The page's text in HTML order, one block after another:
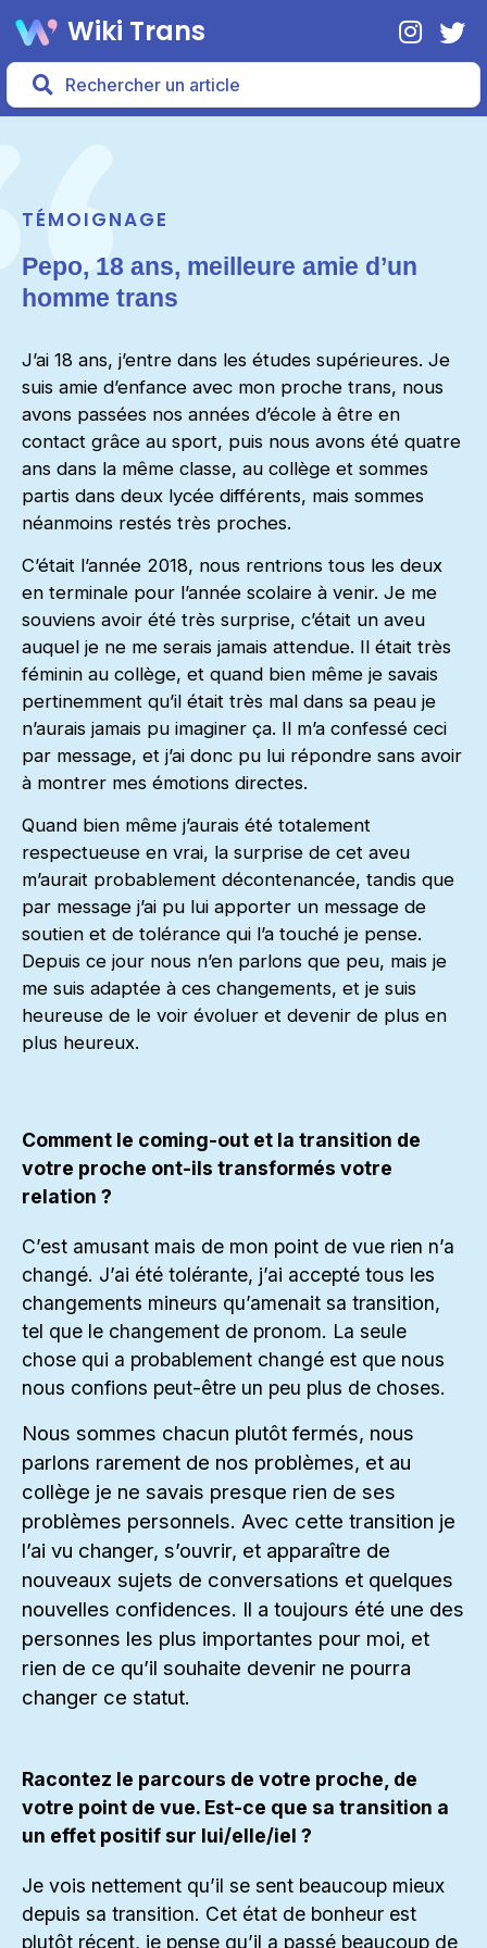
Wiki Trans
TÉMOIGNAGE
Pepo, 18 ans, meilleure amie d’un
homme trans
J’ai 18 ans, j’entre dans les études supérieures. Je
suis amie d’enfance avec mon proche trans, nous
avons passées nos années d’école à être en
contact grâce au sport, puis nous avons été quatre
ans dans la même classe, au collège et sommes
partis dans deux lycée différents, mais sommes
néanmoins restés très proches.
C’était l’année 2018, nous rentrions tous les deux
en terminale pour l’année scolaire à venir. Je me
souviens avoir été très surprise, c’était un aveu
auquel je ne me serais jamais attendue. Il était très
féminin au collège, et quand bien même je savais
pertinemment qu’il était très mal dans sa peau je
n’aurais jamais pu imaginer ça. Il m’a confessé ceci
par message, et j’ai donc pu lui répondre sans avoir
à montrer mes émotions directes.
Quand bien même j’aurais été totalement
respectueuse en vrai, la surprise de cet aveu
m’aurait probablement décontenancée, tandis que
par message j’ai pu lui apporter un message de
soutien et de tolérance qui l’a touché je pense.
Depuis ce jour nous n’en parlons que peu, mais je
me suis adaptée à ces changements, et je suis
heureuse de le voir évoluer et devenir de plus en
plus heureux.
Comment le coming-out et la transition de
votre proche ont-ils transformés votre
relation ?
C’est amusant mais de mon point de vue rien n’a
changé. J’ai été tolérante, j’ai accepté tous les
changements mineurs qu’amenait sa transition,
tel que le changement de pronom. La seule
chose qui a probablement changé est que nous
nous confions peut-être un peu plus de choses.
Nous sommes chacun plutôt fermés, nous
parlons rarement de nos problèmes, et au
collège je ne savais presque rien de ses
problèmes personnels. Avec cette transition je
l’ai vu changer, s’ouvrir, et apparaître de
nouveaux sujets de conversations et quelques
nouvelles confidences. Il a toujours été une des
personnes les plus importantes pour moi, et
rien de ce qu’il souhaite devenir ne pourra
changer ce statut.
Racontez le parcours de votre proche, de
votre point de vue. Est-ce que sa transition a
un effet positif sur lui/elle/iel ?
Je vois nettement qu’il se sent beaucoup mieux
depuis sa transition. Cet état de bonheur est
plutôt récent, je pense qu’il a passé beaucoup de